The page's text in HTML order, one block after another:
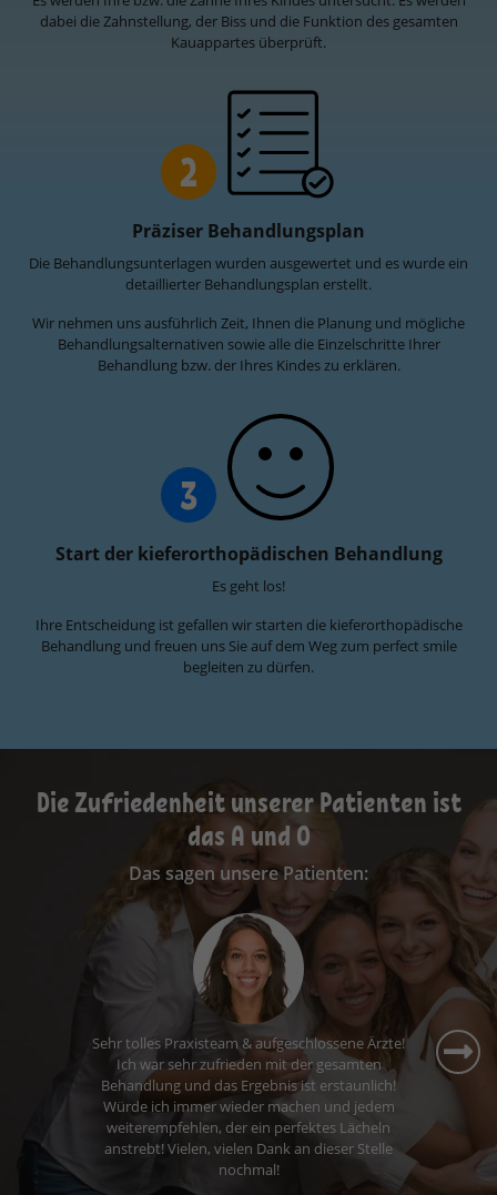
dabei die Zahnstellung, der Biss und die Funktion des gesamten
Kauappartes überprüft.
2
Präziser Behandlungsplan
Die Behandlungsunterlagen wurden ausgewertet und es wurde ein
detaillierter Behandlungsplan erstellt.
Wir nehmen uns ausführlich Zeit, Ihnen die Planung und mögliche
Behandlungsalternativen sowie alle die Einzelschritte Ihrer
Behandlung bzw. der Ihres Kindes zu erklären.
3
Start der kieferorthopädischen Behandlung
Es geht los!
Ihre Entscheidung ist gefallen wir starten die kieferorthopädische
Behandlung und freuen uns Sie auf dem Weg zum perfect smile
begleiten zu dürfen.
Die Zufriedenheit unserer Patienten ist
das A und O
Das sagen unsere Patienten:
Ich fühle mich hier sehr gut aufgehoben. Die
Wartezeiten sind kurz, das Personal ist nett und
ich komme gerne zu meinem Termin.